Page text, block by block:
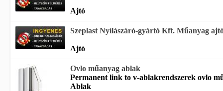
Ajtó
Szeplast Nyílászáró-gyártó Kft. Műanyag
Ajtó
Ovlo műanyag ablak
Permanent link to v-ablakrendszerek ovlo
Ablak